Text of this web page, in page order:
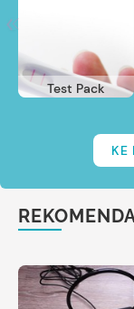
Test Pack
KE